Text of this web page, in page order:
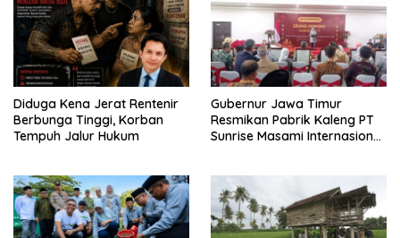
Diduga Kena Jerat Rentenir
Berbunga Tinggi, Korban
Tempuh Jalur Hukum
Gubernur Jawa Timur
Resmikan Pabrik Kaleng PT
Sunrise Masami Internasional,